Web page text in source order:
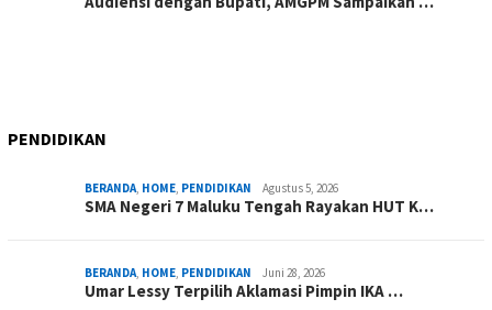
PENDIDIKAN
BERANDA, HOME, PENDIDIKAN Agustus 5, 2026
SMA Negeri 7 Maluku Tengah Rayakan HUT K…
BERANDA, HOME, PENDIDIKAN Juni 28, 2026
Umar Lessy Terpilih Aklamasi Pimpin IKA …